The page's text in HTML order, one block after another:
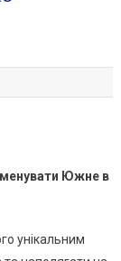
Южне в
унікальним